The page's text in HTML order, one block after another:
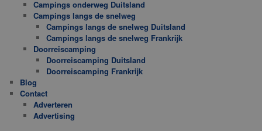
Campings onderweg Duitsland
Campings langs de snelweg
Campings langs de snelweg Duitsland
Campings langs de snelweg Frankrijk
Doorreiscamping
Doorreiscamping Duitsland
Doorreiscamping Frankrijk
Blog
Contact
Adverteren
Advertising